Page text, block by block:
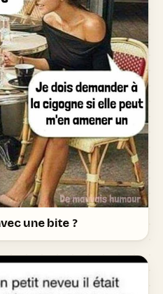
une bite ?